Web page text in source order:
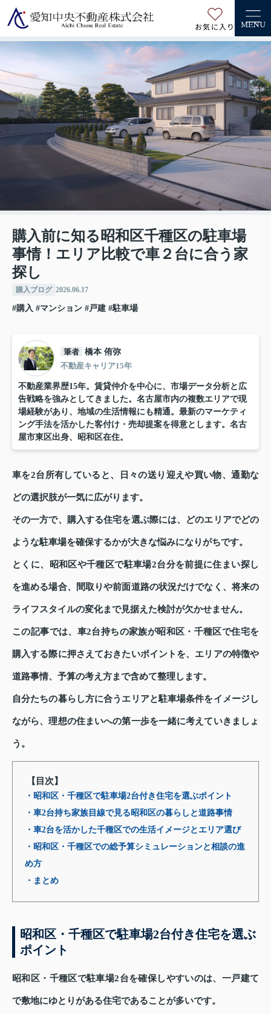
お気に入り MENU
購入前に知る昭和区千種区の駐車場
事情！エリア比較で車２台に合う家
探し
購入ブログ 2026.06.17
#購入 #マンション #戸建 #駐車場
筆者 橋本 侑弥
不動産キャリア15年
不動産業界歴15年。賃貸仲介を中心に、市場データ分析と広
告戦略を強みとしてきました。名古屋市内の複数エリアで現
場経験があり、地域の生活情報にも精通。最新のマーケティ
ング手法を活かした客付け・売却提案を得意とします。名古
屋市東区出身、昭和区在住。
車を2台所有していると、日々の送り迎えや買い物、通勤な
どの選択肢が一気に広がります。
その一方で、購入する住宅を選ぶ際には、どのエリアでどの
ような駐車場を確保するかが大きな悩みになりがちです。
とくに、昭和区や千種区で駐車場2台分を前提に住まい探し
を進める場合、間取りや前面道路の状況だけでなく、将来の
ライフスタイルの変化まで見据えた検討が欠かせません。
この記事では、車2台持ちの家族が昭和区・千種区で住宅を
購入する際に押さえておきたいポイントを、エリアの特徴や
道路事情、予算の考え方まで含めて整理します。
自分たちの暮らし方に合うエリアと駐車場条件をイメージし
ながら、理想の住まいへの第一歩を一緒に考えていきましょ
う。
【目次】
・昭和区・千種区で駐車場2台付き住宅を選ぶポイント
・車2台持ち家族目線で見る昭和区の暮らしと道路事情
・車2台を活かした千種区での生活イメージとエリア選び
・昭和区・千種区での総予算シミュレーションと相談の進
め方
・まとめ
昭和区・千種区で駐車場2台付き住宅を選ぶ
ポイント
昭和区・千種区で駐車場2台を確保しやすいのは、一戸建て
で敷地にゆとりがある住宅であることが多いです。